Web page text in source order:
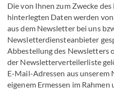
Die von Ihnen zum Zwecke
hinterlegten Daten werden
aus dem Newsletter bei uns
Newsletterdiensteanbieter
Abbestellung des Newsletters
der Newsletterverteilerliste
E-Mail-Adressen aus
eigenem Ermessen im